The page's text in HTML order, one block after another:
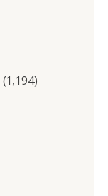
(1,194)